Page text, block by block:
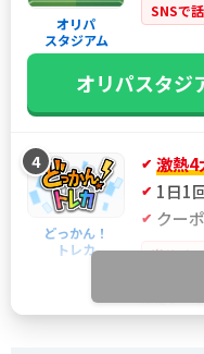
オリパ
スタジアム
SNSで
オリパスタジ
4
どっかん！
トレカ
激熱4
1日1
クー
当サイ